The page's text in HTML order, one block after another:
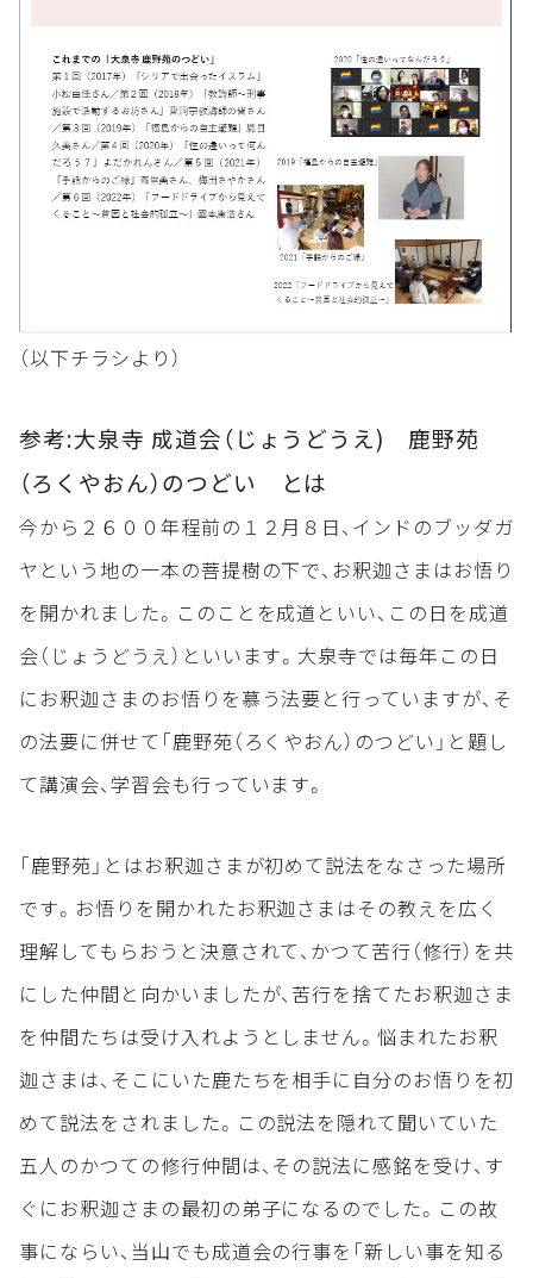
（以下チラシより）
参考:大泉寺 成道会（じょうどうえ) 鹿野苑
（ろくやおん）のつどい とは
今から２６００年程前の１２月８日、インドのブッダガ
ヤという地の一本の菩提樹の下で、お釈迦さまはお悟り
を開かれました。このことを成道といい、この日を成道
会（じょうどうえ）といいます。大泉寺では毎年この日
にお釈迦さまのお悟りを慕う法要と行っていますが、そ
の法要に併せて「鹿野苑（ろくやおん）のつどい」と題し
て講演会、学習会も行っています。
「鹿野苑」とはお釈迦さまが初めて説法をなさった場所
です。お悟りを開かれたお釈迦さまはその教えを広く
理解してもらおうと決意されて、かつて苦行（修行）を共
にした仲間と向かいましたが、苦行を捨てたお釈迦さま
を仲間たちは受け入れようとしません。悩まれたお釈
迦さまは、そこにいた鹿たちを相手に自分のお悟りを初
めて説法をされました。この説法を隠れて聞いていた
五人のかつての修行仲間は、その説法に感銘を受け、す
ぐにお釈迦さまの最初の弟子になるのでした。この故
事にならい、当山でも成道会の行事を「新しい事を知る